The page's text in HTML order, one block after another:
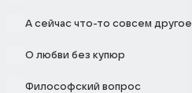
А сейчас что-то совсем другое
О любви без купюр
Философский вопрос